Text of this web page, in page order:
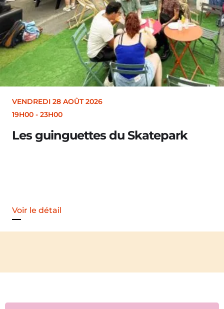
VENDREDI 28 AOÛT 2026
19H00 - 23H00
Les guinguettes du Skatepark
Voir le détail